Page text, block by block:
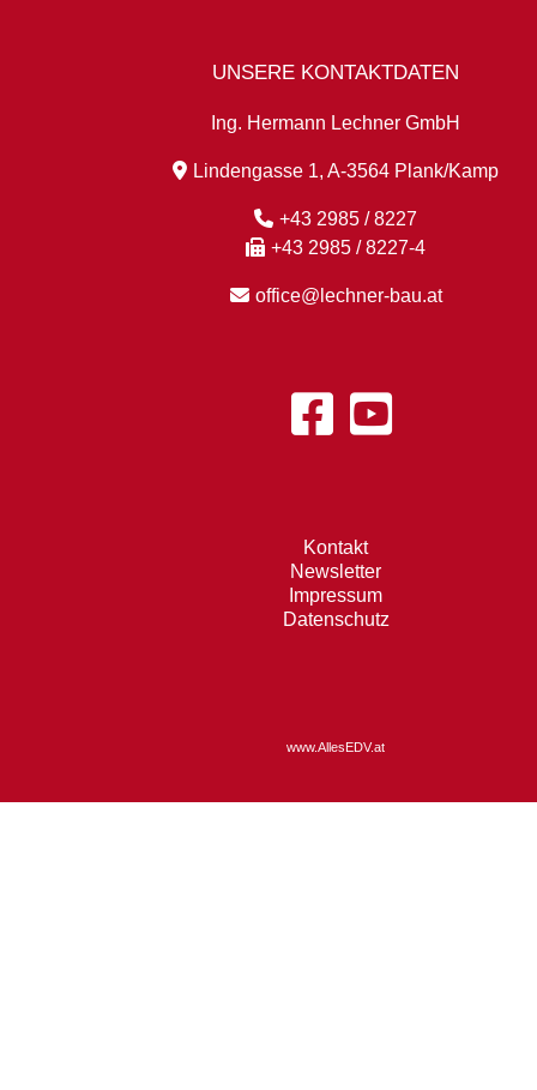
UNSERE KONTAKTDATEN
Ing. Hermann Lechner GmbH
Lindengasse 1, A-3564 Plank/Kamp
+43 2985 / 8227
+43 2985 / 8227-4
office@lechner-bau.at
Kontakt
Newsletter
Impressum
Datenschutz
www.AllesEDV.at